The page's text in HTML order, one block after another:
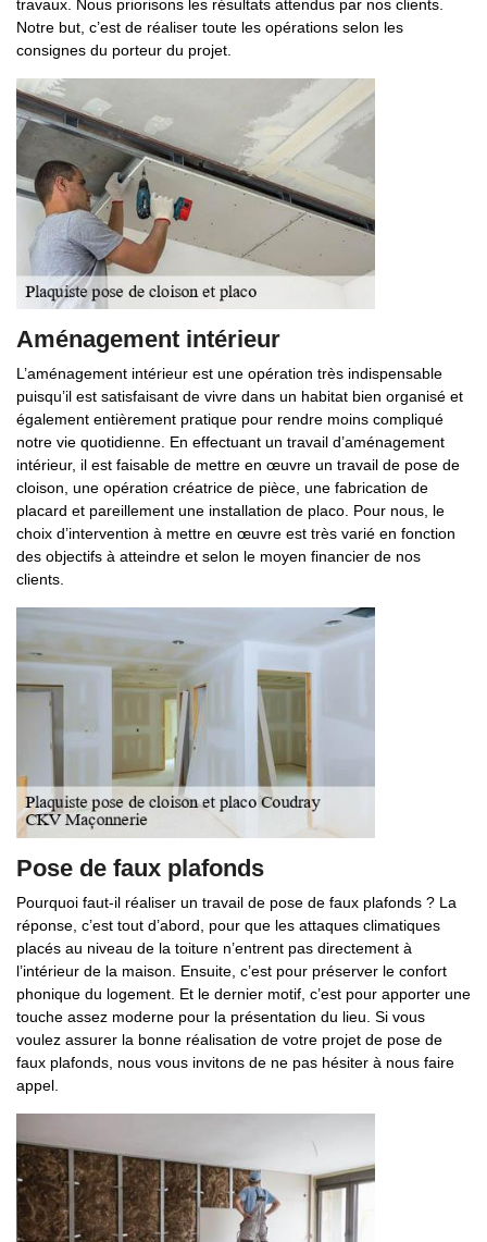
travaux. Nous priorisons les résultats attendus par nos clients.
Notre but, c’est de réaliser toute les opérations selon les
consignes du porteur du projet.
Aménagement intérieur
L’aménagement intérieur est une opération très indispensable
puisqu’il est satisfaisant de vivre dans un habitat bien organisé et
également entièrement pratique pour rendre moins compliqué
notre vie quotidienne. En effectuant un travail d’aménagement
intérieur, il est faisable de mettre en œuvre un travail de pose de
cloison, une opération créatrice de pièce, une fabrication de
placard et pareillement une installation de placo. Pour nous, le
choix d’intervention à mettre en œuvre est très varié en fonction
des objectifs à atteindre et selon le moyen financier de nos
clients.
Pose de faux plafonds
Pourquoi faut-il réaliser un travail de pose de faux plafonds ? La
réponse, c’est tout d’abord, pour que les attaques climatiques
placés au niveau de la toiture n’entrent pas directement à
l’intérieur de la maison. Ensuite, c’est pour préserver le confort
phonique du logement. Et le dernier motif, c’est pour apporter une
touche assez moderne pour la présentation du lieu. Si vous
voulez assurer la bonne réalisation de votre projet de pose de
faux plafonds, nous vous invitons de ne pas hésiter à nous faire
appel.